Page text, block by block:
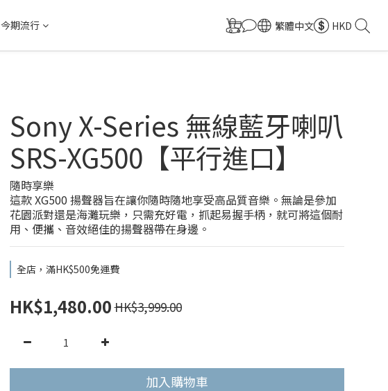
今期流行 繁體中文 HKD
Sony X-Series 無線藍牙喇叭
SRS-XG500【平行進口】
隨時享樂
這款 XG500 揚聲器旨在讓你隨時隨地享受高品質音樂。無論是參加
花園派對還是海灘玩樂，只需充好電，抓起易握手柄，就可將這個耐
用、便攜、音效絕佳的揚聲器帶在身邊。
全店，滿HK$500免運費
HK$1,480.00HK$3,999.00
加入購物車